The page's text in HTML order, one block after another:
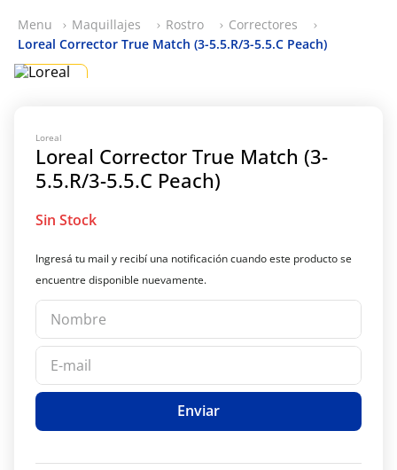
Maquillajes Rostro
Correctores
Loreal Corrector True Match (3-5.5.R/3-5.5.C Peach)
Loreal
Loreal Corrector True Match (3-
5.5.R/3-5.5.C Peach)
Enviar